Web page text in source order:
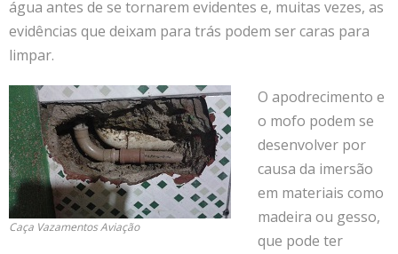
água antes de se tornarem evidentes e, muitas vezes, as
evidências que deixam para trás podem ser caras para
limpar.
Caça Vazamentos Aviação
O apodrecimento e
o mofo podem se
desenvolver por
causa da imersão
em materiais como
madeira ou gesso,
que pode ter